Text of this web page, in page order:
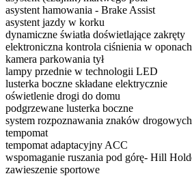
asystent hamowania - Brake Assist
asystent jazdy w korku
dynamiczne światła doświetlające zakręty
elektroniczna kontrola ciśnienia w oponach
kamera parkowania tył
lampy przednie w technologii LED
lusterka boczne składane elektrycznie
oświetlenie drogi do domu
podgrzewane lusterka boczne
system rozpoznawania znaków drogowych
tempomat
tempomat adaptacyjny ACC
wspomaganie ruszania pod górę- Hill
zawieszenie sportowe